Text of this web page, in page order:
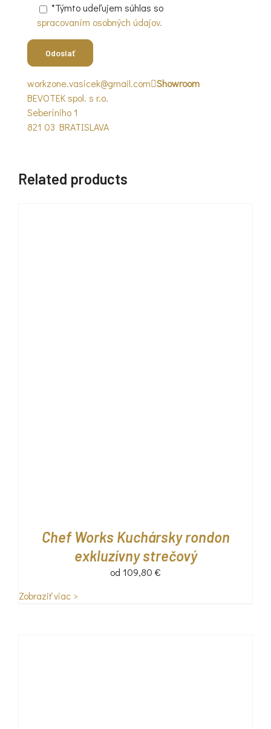
*Týmto udeľujem súhlas so
spracovaním osobných údajov.
workzone.vasicek@gmail.com Showroom
BEVOTEK spol. s r.o.
Seberíniho 1
821 03 BRATISLAVA
Related products
Chef Works Kuchársky rondon
exkluzívny strečový
od 109,80 €
Zobraziť viac >